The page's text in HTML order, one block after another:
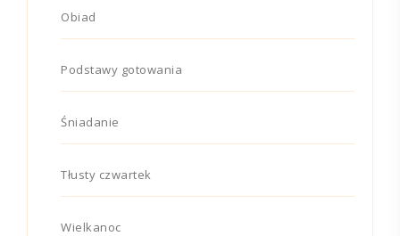
Obiad
Podstawy gotowania
Śniadanie
Tłusty czwartek
Wielkanoc